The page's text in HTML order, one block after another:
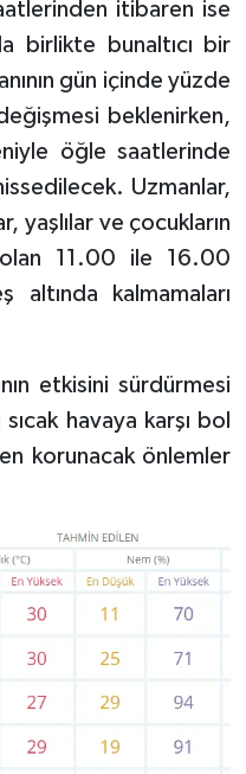
itibaren ise
birlikte bunaltıcı bir
gün içinde yüzde
beklenirken,
öğle saatlerinde
Uzmanlar,
yaşlılar ve çocukların
11.00 ile 16.00
altında kalmamaları
etkisini sürdürmesi
havaya karşı bol
korunacak önlemler